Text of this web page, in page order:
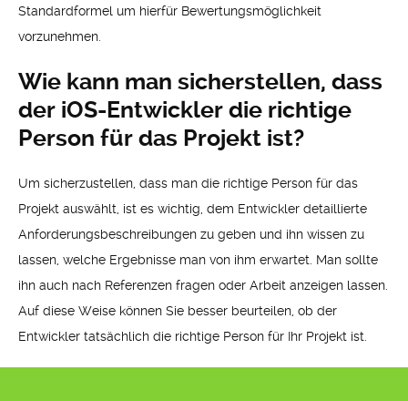
Standardformel um hierfür Bewertungsmöglichkeit
vorzunehmen.
Wie kann man sicherstellen, dass
der iOS-Entwickler die richtige
Person für das Projekt ist?
Um sicherzustellen, dass man die richtige Person für das
Projekt auswählt, ist es wichtig, dem Entwickler detaillierte
Anforderungsbeschreibungen zu geben und ihn wissen zu
lassen, welche Ergebnisse man von ihm erwartet. Man sollte
ihn auch nach Referenzen fragen oder Arbeit anzeigen lassen.
Auf diese Weise können Sie besser beurteilen, ob der
Entwickler tatsächlich die richtige Person für Ihr Projekt ist.